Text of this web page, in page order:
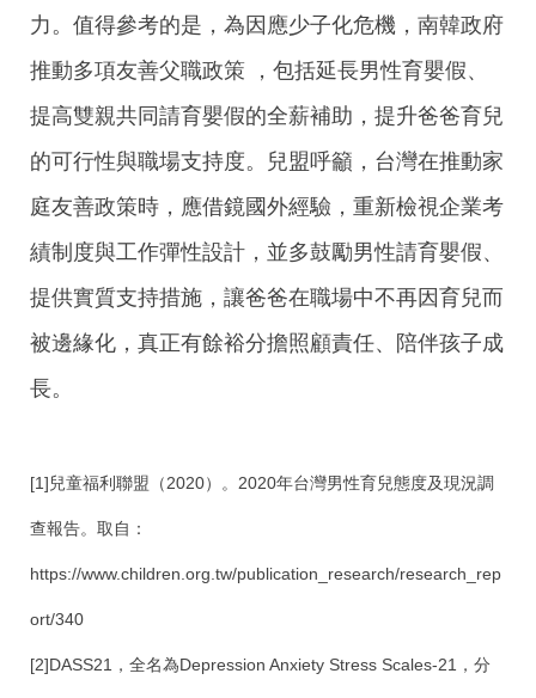
力。值得參考的是，為因應少子化危機，南韓政府
推動多項友善父職政策 ，包括延長男性育嬰假、
提高雙親共同請育嬰假的全薪補助，提升爸爸育兒
的可行性與職場支持度。兒盟呼籲，台灣在推動家
庭友善政策時，應借鏡國外經驗，重新檢視企業考
績制度與工作彈性設計，並多鼓勵男性請育嬰假、
提供實質支持措施，讓爸爸在職場中不再因育兒而
被邊緣化，真正有餘裕分擔照顧責任、陪伴孩子成
長。
[1]兒童福利聯盟（2020）。2020年台灣男性育兒態度及現況調
查報告。取自：
https://www.children.org.tw/publication_research/research_rep
ort/340
[2]DASS21，全名為Depression Anxiety Stress Scales-21，分